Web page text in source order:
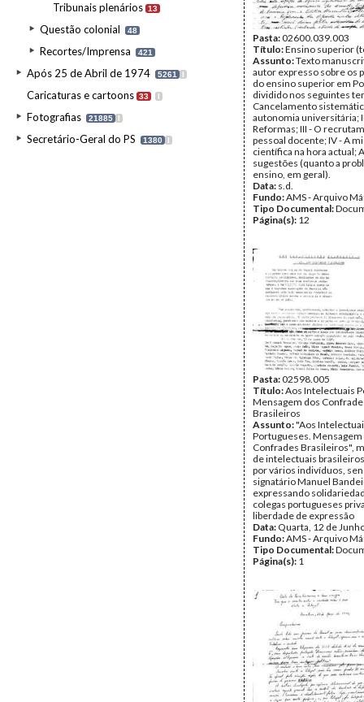
Tribunais plenários 13
Questão colonial 48
Recortes/Imprensa 421
Após 25 de Abril de 1974 5261 I
Caricaturas e cartoons 33 I
Fotografias 21885 I
Secretário-Geral do PS 1380 I
Pasta:02600.039.003
Título:Ensino superior
Assunto:Texto
autor expresso sobre os
do ensino superior em
dividido nos seguintes
Cancelamento
autonomia universitária;
Reformas; III - O
pessoal docente; IV - A
científica na hora actual;
sugestões (quanto a
ensino, em geral).
Data: s.d.
Fundo:AMS - Arquivo
Tipo Documental:
Página(s): 12
Pasta:02598.005
Título:Aos Intelectuais
Mensagem dos
Brasileiros
Assunto:"Aos
Portugueses. Mensagem
Confrades Brasileiros",
de intelectuais
por vários indivíduos,
signatário Manuel
expressando
colegas portugueses
liberdade de expressão
Data: Quarta, 12 de
Fundo:AMS - Arquivo
Tipo Documental:
Página(s): 1